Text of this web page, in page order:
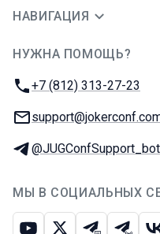
НАВИГАЦИЯ
НУЖНА ПОМОЩЬ?
Телефон:
+7 (812) 313-27-23
E-mail:
Телеграм:
@JUGConfSupport_bot
МЫ В СОЦИАЛЬНЫХ